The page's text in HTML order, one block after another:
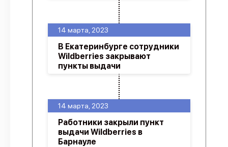
14 марта, 2023
Работники закрыли пункт
выдачи Wildberries в
Барнауле
14 марта, 2023
В Екатеринбурге сотрудники
Wildberries закрывают
пункты выдачи